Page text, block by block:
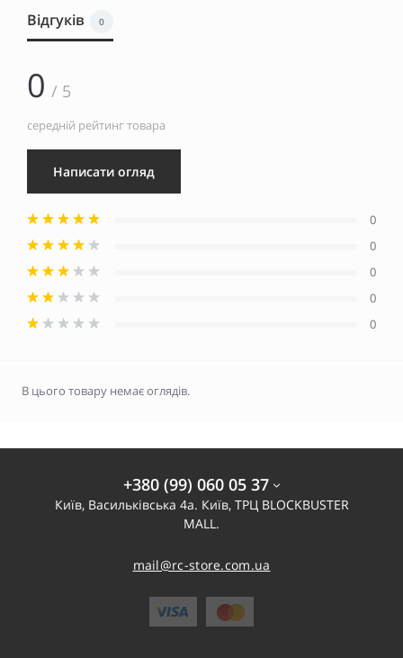
Відгуків 0
0 / 5
середній рейтинг товара
Написати огляд
0
0
0
0
0
В цього товару немає оглядів.
+380 (99) 060 05 37
Київ, Васильківська 4а. Київ, ТРЦ BLOCKBUSTER
MALL.
mail@rc-store.com.ua